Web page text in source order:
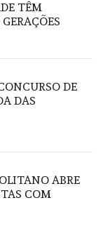
TÊM
DE
DAS
ABRE
COM